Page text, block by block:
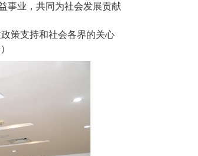
事业，共同为社会发展贡献
策支持和社会各界的关心